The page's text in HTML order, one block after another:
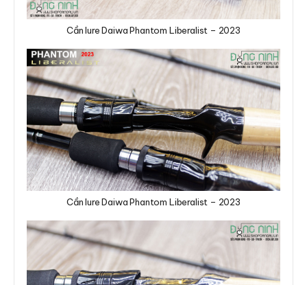
Cần lure Daiwa Phantom Liberalist – 2023
Cần lure Daiwa Phantom Liberalist – 2023